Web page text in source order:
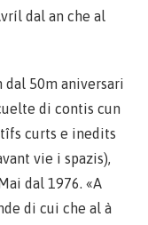
dal an che al
dal 50m aniversari
di contis cun
curts e inedits
vie i spazis),
dal 1976. «A
di cui che al à